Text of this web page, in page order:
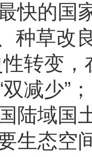
快的国
种草改
性转变
双减少”
陆域国
生态空